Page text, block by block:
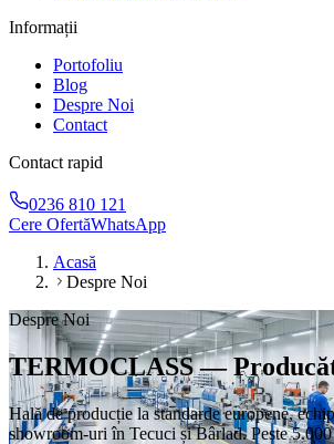
Informații
Portofoliu
Blog
Despre Noi
Contact
Contact rapid
0236 810 121
Cere OfertăWhatsApp
Acasă
Despre Noi
Despre Noi
TERMOCLASS —
Hală de producție la standarde europene,
showroom-uri în Tecuci și Bârlad. Peste